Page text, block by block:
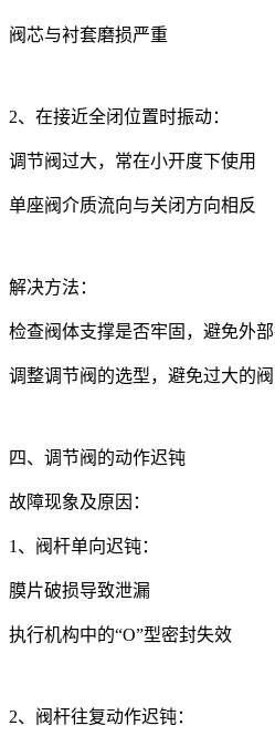
阀芯与衬套磨损严重
2、在接近全闭位置时振动：
调节阀过大，常在小开度下使用
单座阀介质流向与关闭方向相反
解决方法：
检查阀体支撑是否牢固，避免外部
调整调节阀的选型，避免过大的
四、调节阀的动作迟钝
故障现象及原因：
1、阀杆单向迟钝：
膜片破损导致泄漏
执行机构中的“O”型密封失效
2、阀杆往复动作迟钝：